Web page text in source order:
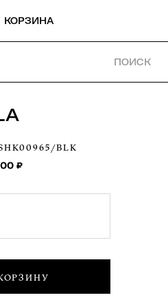
КОРЗИНА
ПОИСК
BLK
₽